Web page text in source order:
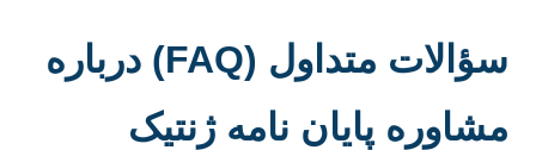
سؤالات متداول (FAQ) درباره
مشاوره پایان نامه ژنتیک